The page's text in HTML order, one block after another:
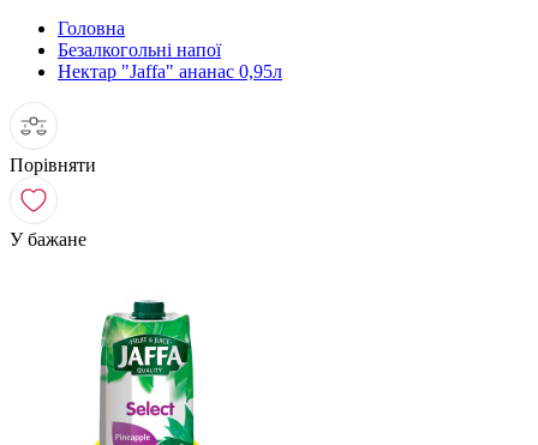
Головна
Безалкогольні напої
Нектар "Jaffa" ананас 0,95л
Порівняти
У бажане